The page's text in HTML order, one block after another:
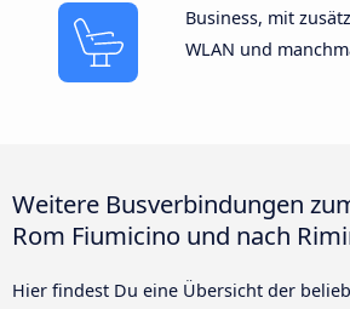
Business, mit
WLAN und
Weitere Busverbindungen
Rom Fiumicino und nach
Hier findest Du eine Übersicht der